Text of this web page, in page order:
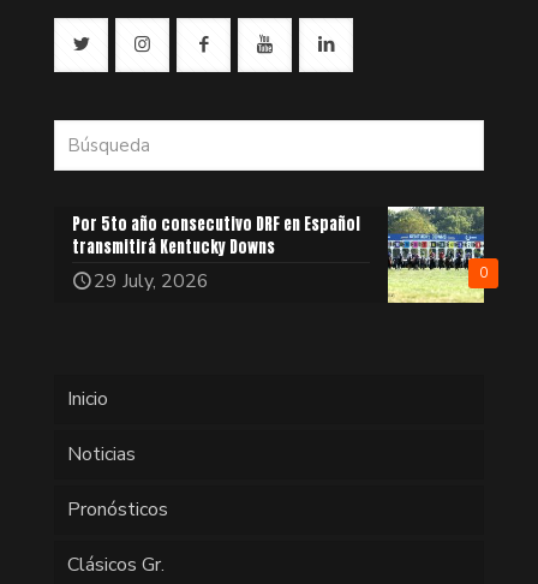
0
Por 5to año consecutivo DRF en Español
transmitirá Kentucky Downs
29 July, 2026
Inicio
Noticias
Pronósticos
Clásicos Gr.